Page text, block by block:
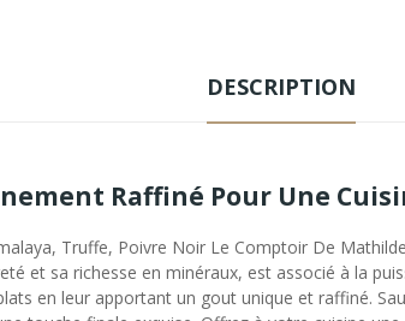
DESCRIPTION
Raffiné Pour Une
Truffe, Poivre Noir Le Comptoir De
et sa richesse en minéraux, est associé à la
en leur apportant un gout unique et raffiné.